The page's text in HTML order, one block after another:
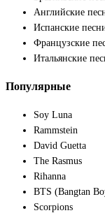
Английские
Испанские
Французские
Итальянские
Популярные
Soy Luna
Rammstein
David Guetta
The Rasmus
Rihanna
BTS (Bangtan
Scorpions